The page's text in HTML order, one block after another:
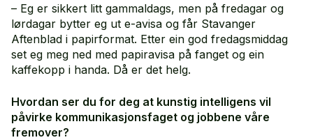
– Eg er sikkert litt gammaldags, men på fredagar og
lørdagar bytter eg ut e-avisa og får Stavanger
Aftenblad i papirformat. Etter ein god fredagsmiddag
set eg meg ned med papiravisa på fanget og ein
kaffekopp i handa. Då er det helg.
Hvordan ser du for deg at kunstig intelligens vil
påvirke kommunikasjonsfaget og jobbene våre
fremover?